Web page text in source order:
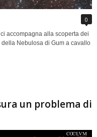
0
accompagna alla scoperta dei
Nebulosa di Gum a cavallo
un problema di